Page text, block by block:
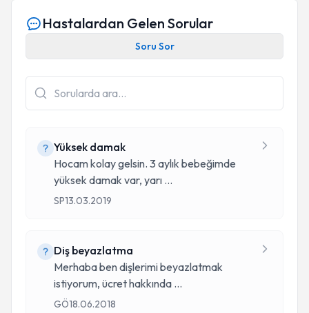
Hastalardan Gelen Sorular
Soru Sor
Yüksek damak
Hocam kolay gelsin. 3 aylık bebeğimde
yüksek damak var, yarı ...
SP13.03.2019
Diş beyazlatma
Merhaba ben dişlerimi beyazlatmak
istiyorum, ücret hakkında ...
GÖ18.06.2018